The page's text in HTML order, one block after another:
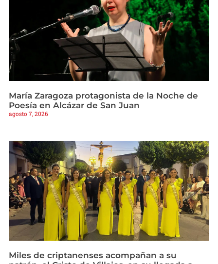
María Zaragoza protagonista de la Noche de
Poesía en Alcázar de San Juan
agosto 7, 2026
Miles de criptanenses acompañan a su